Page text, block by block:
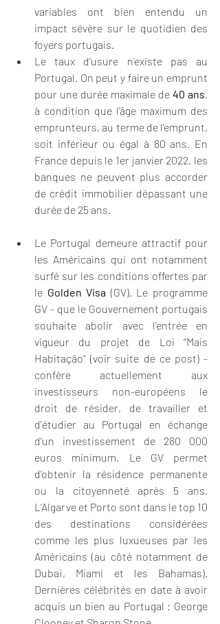
variables ont bien entendu un
impact sévère sur le quotidien des
foyers portugais.
Le taux d’usure n’existe pas au
Portugal. On peut y faire un emprunt
pour une durée maximale de 40 ans,
à condition que l’âge maximum des
emprunteurs, au terme de l’emprunt,
soit inférieur ou égal à 80 ans. En
France depuis le 1er janvier 2022, les
banques ne peuvent plus accorder
de crédit immobilier dépassant une
durée de 25 ans.
Le Portugal demeure attractif pour
les Américains qui ont notamment
surfé sur les conditions offertes par
le Golden Visa (GV). Le programme
GV - que le Gouvernement portugais
souhaite abolir avec l’entrée en
vigueur du projet de Loi “Mais
Habitação” (voir suite de ce post) -
confère actuellement aux
investisseurs non-européens le
droit de résider, de travailler et
d'étudier au Portugal en échange
d’un investissement de 280 000
euros minimum. Le GV permet
d’obtenir la résidence permanente
ou la citoyenneté après 5 ans.
L’Algarve et Porto sont dans le top 10
des destinations considérées
comme les plus luxueuses par les
Américains (au côté notamment de
Dubaï, Miami et les Bahamas).
Dernières célébrités en date à avoir
acquis un bien au Portugal : George